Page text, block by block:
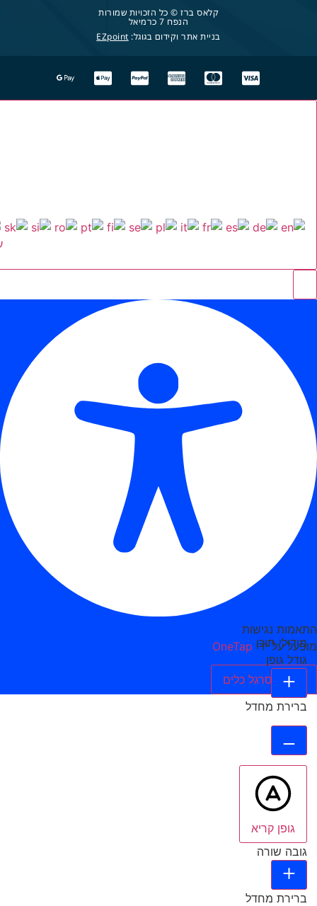
קלאס ברז © כל הזכויות שמורות
הנפח 7 כרמיאל
בניית אתר וקידום בגוגל: EZpoint
התאמות נגישות
מופעל על ידי OneTap
הסתר סרגל כלים
מודולי תוכן
גודל גופן
ברירת מחדל
גופן קריא
גובה שורה
ברירת מחדל